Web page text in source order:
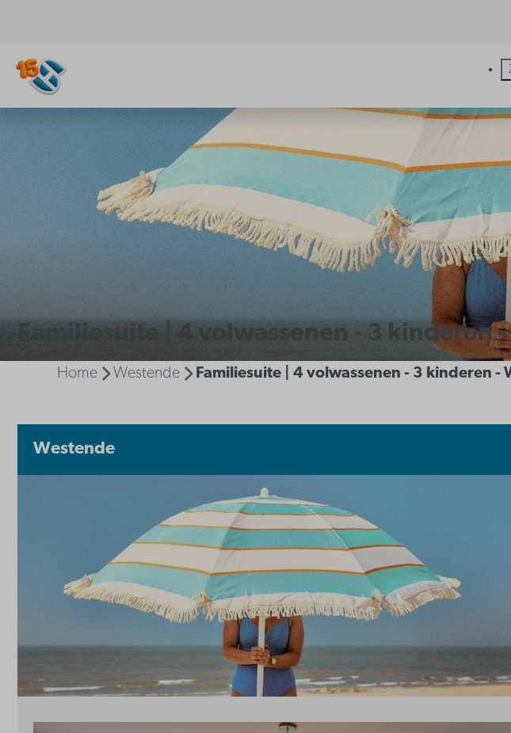
Familiesuite | 4 volwassenen - 3 kinderen
Home Westende Familiesuite | 4 volwassenen - 3 kinderen -
Westende